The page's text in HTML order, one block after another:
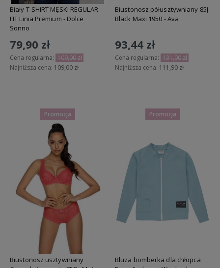
Biały T-SHIRT MĘSKI REGULAR
FIT Linia Premium - Dolce
Sonno
79,90 zł
Cena regularna: 109,00 zł
Najniższa cena: 109,00 zł
Biustonosz półusztywniany 85J
Black Maxi 1950 - Ava
93,44 zł
Cena regularna: 131,00 zł
Najniższa cena: 111,90 zł
Biustonosz usztywniany
Promocja
Bluza bomberka dla chłopca
Promocja